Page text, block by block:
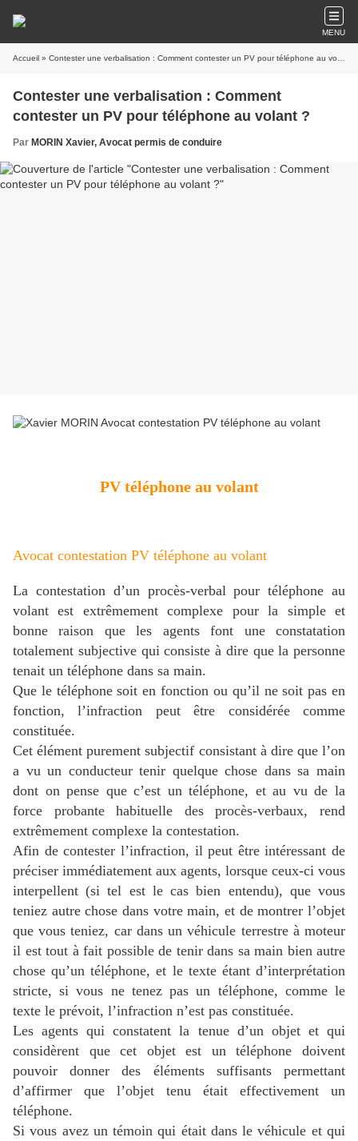
MENU
Accueil » Contester une verbalisation : Comment contester un PV pour téléphone au volant ?
Contester une verbalisation : Comment
contester un PV pour téléphone au volant ?
Par MORIN Xavier, Avocat permis de conduire
PV téléphone au volant
Avocat contestation PV téléphone au volant
La contestation d’un procès-verbal pour téléphone au
volant est extrêmement complexe pour la simple et
bonne raison que les agents font une constatation
totalement subjective qui consiste à dire que la personne
tenait un téléphone dans sa main.
Que le téléphone soit en fonction ou qu’il ne soit pas en
fonction, l’infraction peut être considérée comme
constituée.
Cet élément purement subjectif consistant à dire que l’on
a vu un conducteur tenir quelque chose dans sa main
dont on pense que c’est un téléphone, et au vu de la
force probante habituelle des procès-verbaux, rend
extrêmement complexe la contestation.
Afin de contester l’infraction, il peut être intéressant de
préciser immédiatement aux agents, lorsque ceux-ci vous
interpellent (si tel est le cas bien entendu), que vous
teniez autre chose dans votre main, et de montrer l’objet
que vous teniez, car dans un véhicule terrestre à moteur
il est tout à fait possible de tenir dans sa main bien autre
chose qu’un téléphone, et le texte étant d’interprétation
stricte, si vous ne tenez pas un téléphone, comme le
texte le prévoit, l’infraction n’est pas constituée.
Les agents qui constatent la tenue d’un objet et qui
considèrent que cet objet est un téléphone doivent
pouvoir donner des éléments suffisants permettant
d’affirmer que l’objet tenu était effectivement un
téléphone.
Si vous avez un témoin qui était dans le véhicule et qui